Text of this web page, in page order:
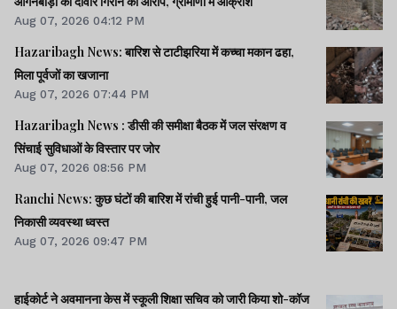
Aug 07, 2026 04:12 PM
Hazaribagh News: बारिश से टाटीझरिया में कच्चा मकान ढहा,
मिला पूर्वजों का खजाना
Aug 07, 2026 07:44 PM
Hazaribagh News : डीसी की समीक्षा बैठक में जल संरक्षण व
सिंचाई सुविधाओं के विस्तार पर जोर
Aug 07, 2026 08:56 PM
Ranchi News: कुछ घंटों की बारिश में रांची हुई पानी-पानी, जल
निकासी व्यवस्था ध्वस्त
Aug 07, 2026 09:47 PM
हाईकोर्ट ने अवमानना केस में स्कूली शिक्षा सचिव को जारी किया शो-कॉज